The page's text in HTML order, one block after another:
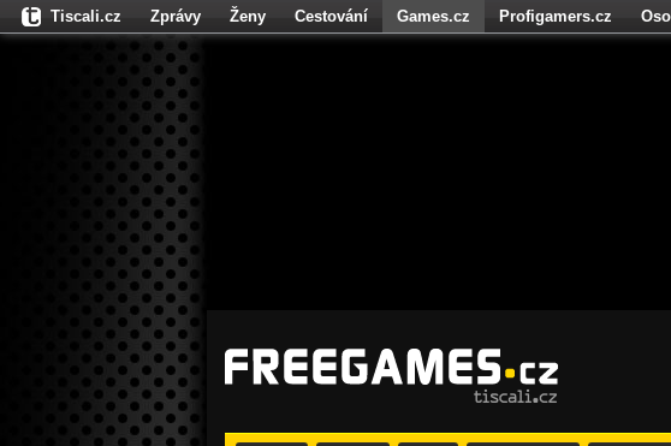
Tiscali.cz Zprávy Ženy Cestování Games.cz Profigamers.cz
Fights.cz